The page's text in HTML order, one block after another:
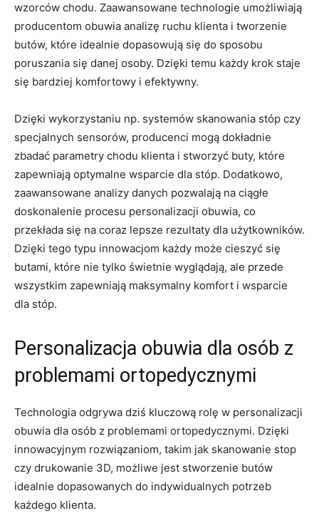
wzorców chodu. Zaawansowane ⁣technologie umożliwiają
producentom obuwia analizę ruchu ​klienta‌ i ⁤tworzenie
butów, które idealnie dopasowują się do sposobu ​
poruszania się danej osoby. ​Dzięki temu każdy krok ⁢staje
się bardziej ⁤komfortowy‌ i efektywny.
Dzięki ‌wykorzystaniu np.⁤ systemów skanowania stóp⁢ czy
specjalnych ‌sensorów, ‌producenci mogą dokładnie
zbadać parametry chodu klienta i stworzyć ⁣buty, które
⁤zapewniają optymalne wsparcie dla‌ stóp. ‌Dodatkowo,
zaawansowane analizy ⁤danych pozwalają na ciągłe
doskonalenie ​procesu ⁤personalizacji obuwia, ​co
⁤przekłada się na coraz lepsze rezultaty​ dla użytkowników.
Dzięki tego typu innowacjom każdy może cieszyć ⁣się
butami, ‌które nie tylko‍ świetnie ⁢wyglądają, ale przede
wszystkim zapewniają maksymalny‍ komfort ⁤i wsparcie
dla ⁢stóp.
Personalizacja obuwia dla osób‍ z⁤
problemami‌ ortopedycznymi
Technologia‌ odgrywa dziś kluczową rolę w personalizacji
obuwia ⁣dla osób ‌z‌ problemami ortopedycznymi. Dzięki
innowacyjnym rozwiązaniom, takim jak⁢ skanowanie stop
czy⁣ drukowanie 3D, ⁢możliwe jest stworzenie butów
idealnie dopasowanych do indywidualnych⁣ potrzeb
każdego klienta.